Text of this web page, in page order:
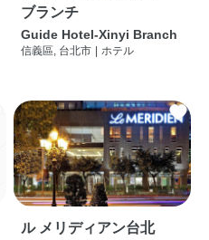
ブランチ
Guide Hotel-Xinyi Branch
信義區, 台北市 ホテル
ル メリディアン台北